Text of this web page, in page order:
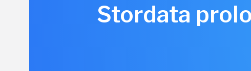
Stordata